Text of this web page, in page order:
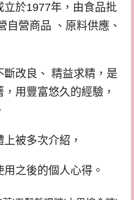
於1977年，由食品批
自營商品 、原料供應、
改良、 精益求精，是
用豐富悠久的經驗，
被多次介紹，
之後的個人心得。